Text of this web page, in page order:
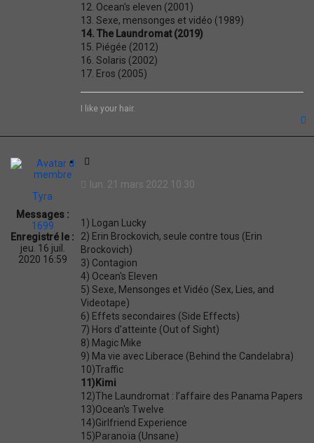
12. Ocean's eleven (2001)
13. Sexe, mensonges et vidéo (1989)
14. The Laundromat (2019)
15. Piégée (2012)
16. Solaris (2002)
17. Eros (2005)
I like your hair.
Tyra
Messages :
1699
Enregistré le :
jeu. 16 juil.
2020 16:59
t
t
i
n
lun. 21 mars 2022 10:30
1) Logan Lucky
2) Erin Brockovich, seule contre tous (Erin
Brockovich)
3) Contagion
4) Ocean's Eleven
5) Sexe, Mensonges et Vidéo (Sex, Lies, and
Videotape)
6) Effets secondaires (Side Effects)
7) Hors d'atteinte (Out of Sight)
8) Magic Mike
9) Ma vie avec Liberace (Behind the Candelabra)
10)Traffic
11)Kimi
12)The Laundromat : l’affaire des Panama Papers
13)Ocean's Twelve
14)Girlfriend Experience
15)Paranoïa (Unsane)